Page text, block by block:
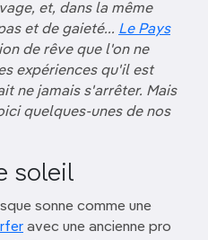
et, dans la même
et de gaieté... Le Pays
de rêve que l'on ne
expériences qu'il est
ne jamais s'arrêter. Mais
quelques-unes de nos
soleil
sonne comme une
avec une ancienne pro